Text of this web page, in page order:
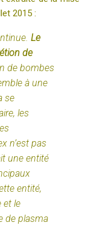
2015 :
Le
de
de bombes
à une
se
les
n’est pas
une entité
entité,
et le
de plasma